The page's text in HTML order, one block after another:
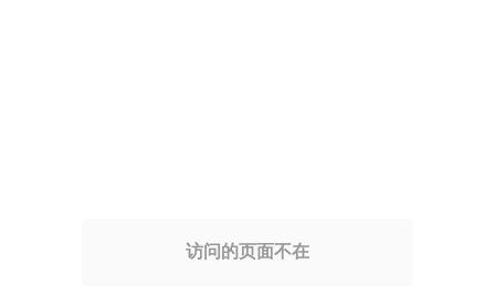
访问的页面不在